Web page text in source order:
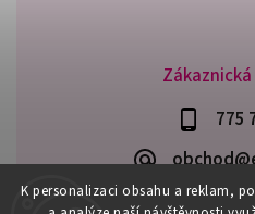
K personalizaci obsahu a reklam,
775